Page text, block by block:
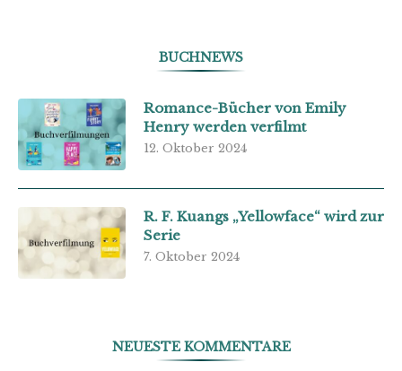
BUCHNEWS
Romance-Bücher von Emily
Henry werden verfilmt
12. Oktober 2024
R. F. Kuangs „Yellowface“ wird zur
Serie
7. Oktober 2024
NEUESTE KOMMENTARE